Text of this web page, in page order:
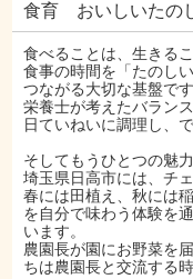
食育 おいしいたの
食べることは、生きるこ
食事の時間を「たのし
つながる大切な基盤です
栄養士が考えたバラン
日ていねいに調理し、
そしてもうひとつの魅
埼玉県日高市には、チ
春には田植え、秋には
を自分で味わう体験を
います。
農園長が園にお野菜を
ちは農園長と交流する